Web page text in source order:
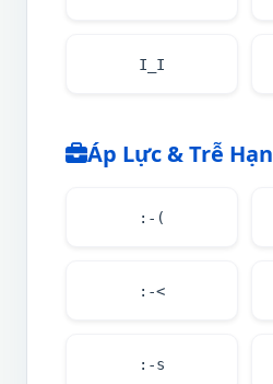
I_I
Áp Lực & Trễ Hạn
:-(
:-<
:-s